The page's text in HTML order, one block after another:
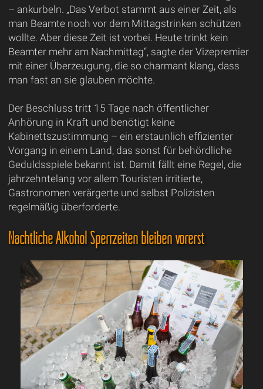
– ankurbeln. „Das Verbot stammt aus einer Zeit, als
man Beamte noch vor dem Mittagstrinken schützen
wollte. Aber diese Zeit ist vorbei. Heute trinkt kein
Beamter mehr am Nachmittag“, sagte der Vizepremier
mit einer Überzeugung, die so charmant klang, dass
man fast an sie glauben möchte.
Der Beschluss tritt 15 Tage nach öffentlicher
Anhörung in Kraft und benötigt keine
Kabinettszustimmung – ein erstaunlich effizienter
Vorgang in einem Land, das sonst für behördliche
Geduldsspiele bekannt ist. Damit fällt eine Regel, die
jahrzehntelang vor allem Touristen irritierte,
Gastronomen verärgerte und selbst Polizisten
regelmäßig überforderte.
Nächtliche Alkohol Sperrzeiten bleiben vorerst